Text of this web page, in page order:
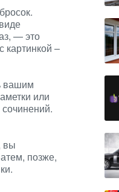
— это
картинкой –
вашим
или
вы
позже,